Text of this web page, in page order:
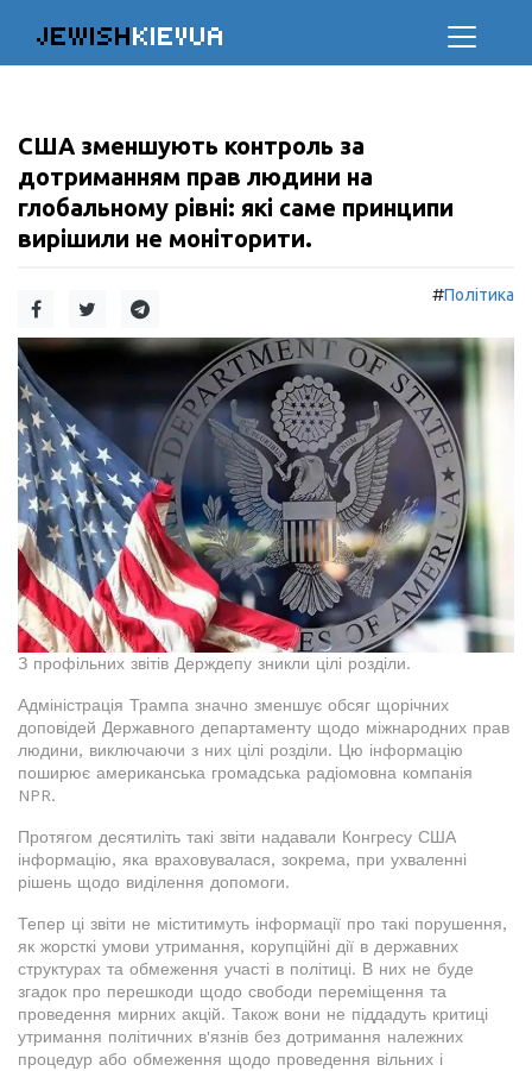
JEWISHKIEVUA
США зменшують контроль за
дотриманням прав людини на
глобальному рівні: які саме принципи
вирішили не моніторити.
#Політика
З профільних звітів Держдепу зникли цілі розділи.
Адміністрація Трампа значно зменшує обсяг щорічних
доповідей Державного департаменту щодо міжнародних прав
людини, виключаючи з них цілі розділи. Цю інформацію
поширює американська громадська радіомовна компанія
NPR.
Протягом десятиліть такі звіти надавали Конгресу США
інформацію, яка враховувалася, зокрема, при ухваленні
рішень щодо виділення допомоги.
Тепер ці звіти не міститимуть інформації про такі порушення,
як жорсткі умови утримання, корупційні дії в державних
структурах та обмеження участі в політиці. В них не буде
згадок про перешкоди щодо свободи переміщення та
проведення мирних акцій. Також вони не піддадуть критиці
утримання політичних в'язнів без дотримання належних
процедур або обмеження щодо проведення вільних і